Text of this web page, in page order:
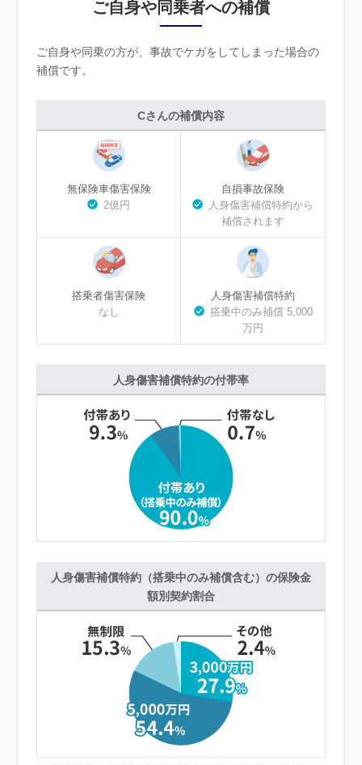
ご自身や同乗者への補償
ご自身や同乗の方が、事故でケガをしてしまった場合の
補償です。
Cさんの補償内容
無保険車傷害保険
2億円
自損事故保険
人身傷害補償特約から
補償されます
搭乗者傷害保険
なし
人身傷害補償特約
搭乗中のみ補償 5,000
万円
人身傷害補償特約の付帯率
人身傷害補償特約（搭乗中のみ補償含む）の保険金
額別契約割合